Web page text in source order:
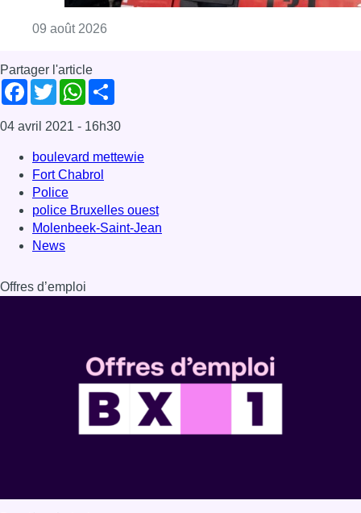
09 août 2026
Partager l'article
Facebook
TwitterWhatsApp
04 avril 2021 - 16h30
boulevard mettewie
Fort Chabrol
Police
police Bruxelles ouest
Molenbeek-Saint-Jean
News
Offres d’emploi